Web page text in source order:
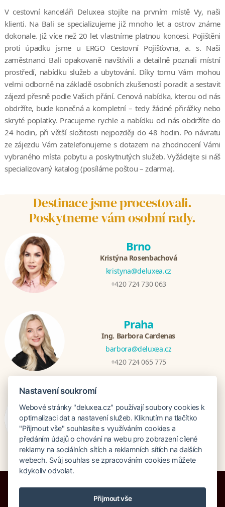
V cestovní kanceláři Deluxea stojíte na prvním místě Vy, naši
klienti. Na Bali se specializujeme již mnoho let a ostrov známe
dokonale. Již více než 20 let vlastníme platnou koncesi. Pojištěni
proti úpadku jsme u ERGO Cestovní Pojišťovna, a. s. Naši
zaměstnanci Bali opakovaně navštívili a detailně poznali místní
prostředí, nabídku služeb a ubytování. Díky tomu Vám mohou
velmi odborně na základě osobních zkušeností poradit a sestavit
zájezd přesně podle Vašich přání. Cenová nabídka, kterou od nás
obdržíte, bude konečná a kompletní – tedy žádné přirážky nebo
skryté poplatky. Pracujeme rychle a nabídku od nás obdržíte do
24 hodin, při větší složitosti nejpozději do 48 hodin. Po návratu
ze zájezdu Vám zatelefonujeme s dotazem na zhodnocení Vámi
vybraného místa pobytu a poskytnutých služeb. Vyžádejte si náš
specializovaný katalog (posíláme poštou – zdarma).
Destinace jsme procestovali.
Poskytneme vám osobní rady.
Brno
Kristýna Rosenbachová
kristyna@deluxea.cz
+420 724 730 063
Praha
Ing. Barbora Cardenas
barbora@deluxea.cz
+420 724 065 775
Bratislava
Veronika Khúlová
veronika@deluxea.sk
+421 948 548 908
Nastavení soukromí
Webové stránky "deluxea.cz" používají soubory cookies k
optimalizaci dat a nastavení služeb. Kliknutím na tlačítko
"Přijmout vše" souhlasíte s využíváním cookies a
předáním údajů o chování na webu pro zobrazení cílené
reklamy na sociálních sítích a reklamních sítích na dalších
webech. Svůj souhlas se zpracováním cookies můžete
kdykoliv odvolat.
Přijmout vše